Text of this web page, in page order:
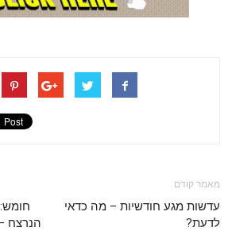
מאמר קודם
עדשות מגע חודשיות – מה כדאי
לדעת?
הנרצח